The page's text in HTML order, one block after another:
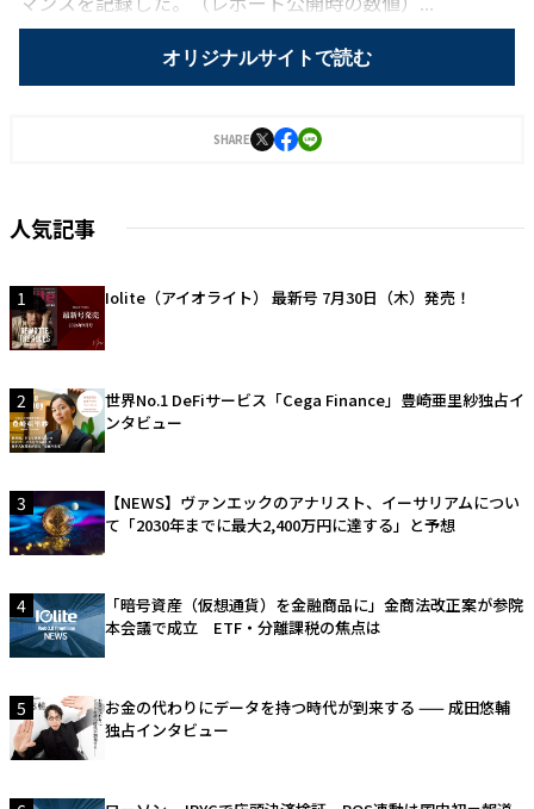
オリジナルサイトで読む
SHARE
人気記事
1 Iolite（アイオライト） 最新号 7月30日（木）発売！
2
世界No.1 DeFiサービス「Cega Finance」豊崎亜里紗独占イ
ンタビュー
3
【NEWS】ヴァンエックのアナリスト、イーサリアムについ
て「2030年までに最大2,400万円に達する」と予想
4
「暗号資産（仮想通貨）を金融商品に」金商法改正案が参院
本会議で成立 ETF・分離課税の焦点は
5
お金の代わりにデータを持つ時代が到来する —— 成田悠輔
独占インタビュー